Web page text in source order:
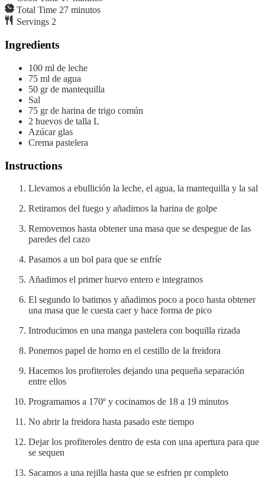
Total Time 27 minutos
Servings 2
Ingredients
100 ml de leche
75 ml de agua
50 gr de mantequilla
Sal
75 gr de harina de trigo común
2 huevos de talla L
Azúcar glas
Crema pastelera
Instructions
Llevamos a ebullición la leche, el agua, la mantequilla y la sal
Retiramos del fuego y añadimos la harina de golpe
Removemos hasta obtener una masa que se despegue de las
paredes del cazo
Pasamos a un bol para que se enfríe
Añadimos el primer huevo entero e integramos
El segundo lo batimos y añadimos poco a poco hasta obtener
una masa que le cuesta caer y hace forma de pico
Introducimos en una manga pastelera con boquilla rizada
Ponemos papel de horno en el cestillo de la freidora
Hacemos los profiteroles dejando una pequeña separación
entre ellos
Programamos a 170º y cocinamos de 18 a 19 minutos
No abrir la freidora hasta pasado este tiempo
Dejar los profiteroles dentro de esta con una apertura para que
se sequen
Sacamos a una rejilla hasta que se esfrien pr completo